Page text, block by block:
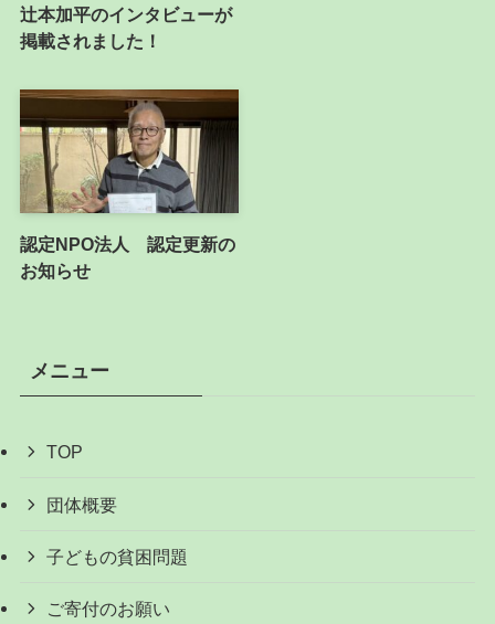
辻本加平のインタビューが
掲載されました！
認定NPO法人 認定更新の
お知らせ
メニュー
TOP
団体概要
子どもの貧困問題
ご寄付のお願い